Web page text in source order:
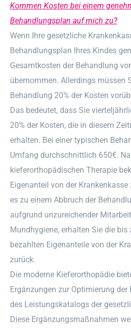
Kommen Kosten bei einem
Behandlungsplan auf mich zu?
Wenn Ihre gesetzliche
Behandlungsplan Ihres Kindes
Gesamtkosten der Behandlung
übernommen. Allerdings müssen
Behandlung 20% der Kosten
Das bedeutet, dass Sie
20% der Kosten, die in diesem
erhalten. Bei einer typischen
Umfang durchschnittlich 650€.
kieferorthopädischen Therapie
Eigenanteil von der
es zu einem Abbruch der
aufgrund unzureichender
Mundhygiene, erhalten Sie die
bezahlten Eigenanteile von der
zurück.
Die moderne Kieferorthopädie
Ergänzungen zur Optimierung
des Leistungskatalogs der
Diese Ergänzungsmaßnahmen